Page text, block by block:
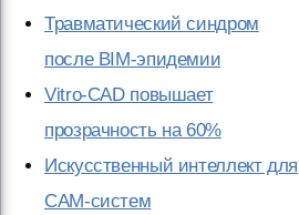
Травматический синдром
после BIM-эпидемии
Vitro-CAD повышает
прозрачность на 60%
Искусственный интеллект для
CAM-систем